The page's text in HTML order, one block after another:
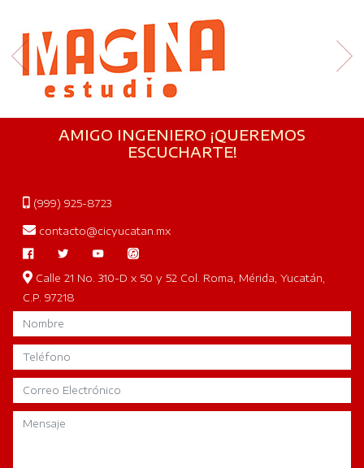
AMIGO INGENIERO ¡QUEREMOS
ESCUCHARTE!
(999) 925-8723
contacto@cicyucatan.mx
Calle 21 No. 310-D x 50 y 52 Col. Roma, Mérida, Yucatán,
C.P. 97218